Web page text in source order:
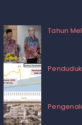
Tahun